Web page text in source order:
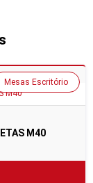
M40
Mesas Escritório